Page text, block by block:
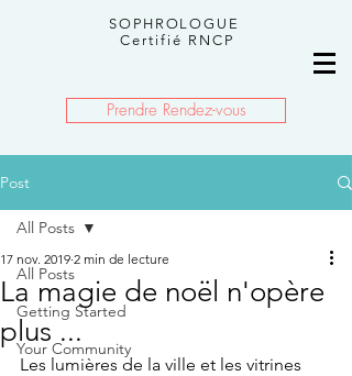
SOPHROLOGUE
Certifié RNCP
Prendre Rendez-vous
Post
All Posts
Getting Started
Your Community
All Posts
La magie de noël n'opère
plus ...
17 nov. 2019 2 min de lecture
Les lumières de la ville et les vitrines